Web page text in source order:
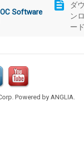
Software
ダ
ン
ー
Powered by ANGLIA.